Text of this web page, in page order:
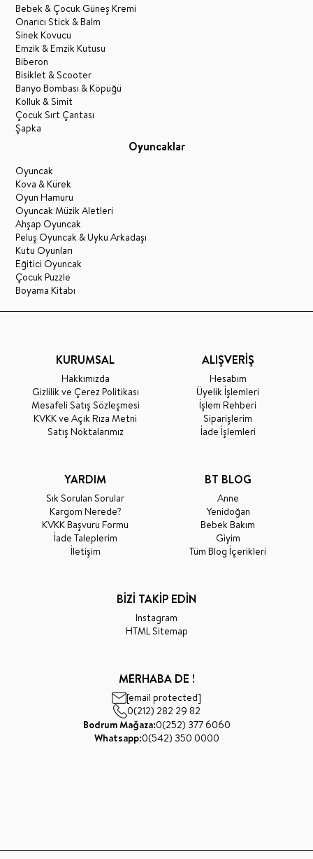
Bebek & Çocuk Güneş Kremi
Onarıcı Stick & Balm
Sinek Kovucu
Emzik & Emzik Kutusu
Biberon
Bisiklet & Scooter
Banyo Bombası & Köpüğü
Kolluk & Simit
Çocuk Sırt Çantası
Şapka
Oyuncaklar
Oyuncak
Kova & Kürek
Oyun Hamuru
Oyuncak Müzik Aletleri
Ahşap Oyuncak
Peluş Oyuncak & Uyku Arkadaşı
Kutu Oyunları
Eğitici Oyuncak
Çocuk Puzzle
Boyama Kitabı
KURUMSAL
Hakkımızda
Gizlilik ve Çerez Politikası
Mesafeli Satış Sözleşmesi
KVKK ve Açık Rıza Metni
Satış Noktalarımız
ALIŞVERİŞ
Hesabım
Üyelik İşlemleri
İşlem Rehberi
Siparişlerim
İade İşlemleri
YARDIM
Sık Sorulan Sorular
Kargom Nerede?
KVKK Başvuru Formu
İade Taleplerim
İletişim
BT BLOG
Anne
Yenidoğan
Bebek Bakım
Giyim
Tüm Blog İçerikleri
BİZİ TAKİP EDİN
Instagram
HTML Sitemap
MERHABA DE !
[email protected]
0(212) 282 29 82
Bodrum Mağaza:0(252) 377 6060
Whatsapp:0(542) 350 0000